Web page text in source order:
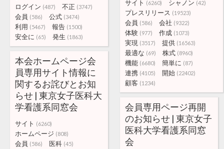
ログイン (487) 不正 (3747)
会員 (586) 公式 (3474)
利用 (5467) 報告 (1500)
安全に (65) 発生 (1863)
サイト (6260) シャノン (42)
プレスリリース (19523)
会員 (586) 会社 (9322)
体験 (977) 作成 (1073)
実現 (3517) 提供 (16563)
最適な (69) 株式 (8960)
機能 (6680) 簡単に (87)
連携 (4105) 開始 (22402)
顧客 (1234)
本会ホームページ会
員専用サイト情報に
関するお詫びとお知
らせ | 東京女子医科大
学看護系同窓会
サイト (6260)
ホームページ (808)
会員 (586) 医科 (45)
会員専用ページ再開
のお知らせ | 東京女子
医科大学看護系同窓
会